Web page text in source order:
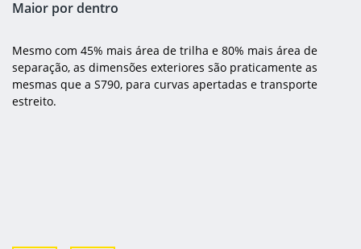
Maior por dentro
Mesmo com 45% mais área de trilha e 80% mais área de
separação, as dimensões exteriores são praticamente as
mesmas que a S790, para curvas apertadas e transporte
estreito.